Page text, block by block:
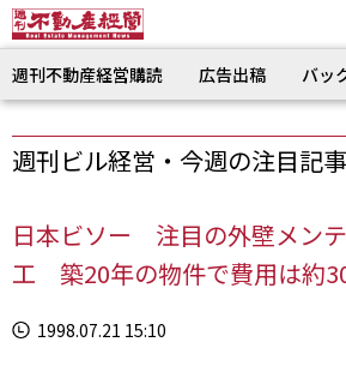
週刊不動産経営購読 広告出稿 バッ
週刊ビル経営・今週の注目記事
日本ビソー 注目の外壁メン
工 築20年の物件で費用は約
1998.07.21 15:10